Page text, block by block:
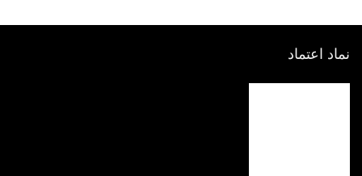
نماد اعتماد